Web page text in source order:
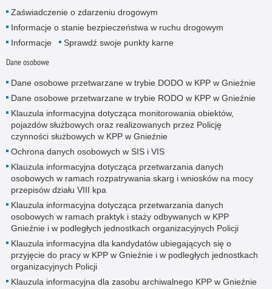
Zaświadczenie o zdarzeniu drogowym
Informacje o stanie bezpieczeństwa w ruchu drogowym
Informacje
Sprawdź swoje punkty karne
Dane osobowe
Dane osobowe przetwarzane w trybie DODO w KPP w Gnieźnie
Dane osobowe przetwarzane w trybie RODO w KPP w Gnieźnie
Klauzula informacyjna dotycząca monitorowania obiektów,
pojazdów służbowych oraz realizowanych przez Policję
czynności służbowych w KPP w Gnieźnie
Ochrona danych osobowych w SIS i VIS
Klauzula informacyjna dotycząca przetwarzania danych
osobowych w ramach rozpatrywania skarg i wniosków na mocy
przepisów działu VIII kpa
Klauzula informacyjna dotycząca przetwarzania danych
osobowych w ramach praktyk i staży odbywanych w KPP
Gnieźnie i w podległych jednostkach organizacyjnych Policji
Klauzula informacyjna dla kandydatów ubiegających się o
przyjęcie do pracy w KPP w Gnieźnie i w podległych jednostkach
organizacyjnych Policji
Klauzula informacyjna dla zasobu archiwalnego KPP w Gnieźnie